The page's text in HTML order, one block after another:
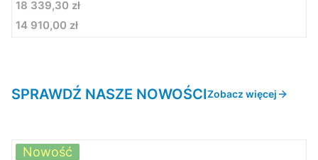
Cena
18 339,30 zł
Cena
14 910,00 zł
SPRAWDŹ NASZE NOWOŚCIZobacz więcej
Nowość